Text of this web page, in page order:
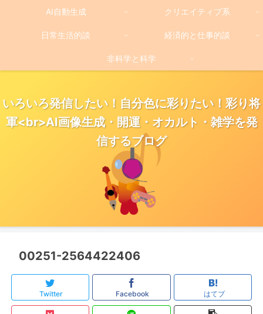
いろいろ発信したい！自分色に彩りたい！彩り将
軍<br>AI画像生成・開運・オカルト・雑学を発
信するブログ
AI自動生成 クリエイティブ系
日常生活的談 経済的と仕事的談
非科学と科学
00251-2564422406
Twitter Facebook はてブ